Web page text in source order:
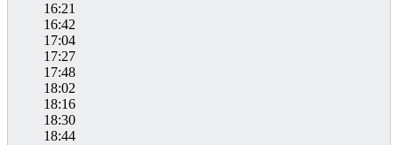
16:21
16:42
17:04
17:27
17:48
18:02
18:16
18:30
18:44